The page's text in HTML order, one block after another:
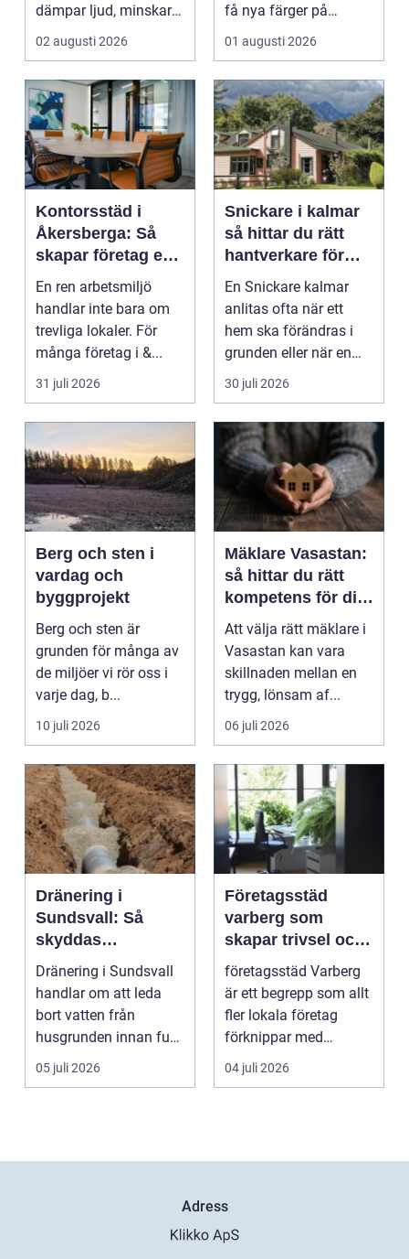
dämpar ljud, minskar
...
02 augusti 2026
få nya färger på
väggarna. En kunnig
hantve...
01 augusti 2026
Kontorsstäd i
Åkersberga: Så
skapar företag en
ren, trygg och
effektiv
arbetsplats
En ren arbetsmiljö
handlar inte bara om
trevliga lokaler. För
många företag i &...
31 juli 2026
Snickare i kalmar
så hittar du rätt
hantverkare för
ditt byggprojekt
En Snickare kalmar
anlitas ofta när ett
hem ska förändras i
grunden eller när en
detalj äntligen sk...
30 juli 2026
Berg och sten i
vardag och
byggprojekt
Berg och sten är
grunden för många av
de miljöer vi rör oss i
varje dag, b...
10 juli 2026
Mäklare Vasastan:
så hittar du rätt
kompetens för din
bostadsaffär
Att välja rätt mäklare i
Vasastan kan vara
skillnaden mellan en
trygg, lönsam af...
06 juli 2026
Dränering i
Sundsvall: Så
skyddas
husgrunden mot
fukt
Dränering i Sundsvall
handlar om att leda
bort vatten från
husgrunden innan fukt
hinner o...
05 juli 2026
Företagsstäd
varberg som
skapar trivsel och
professionalism
företagsstäd Varberg
är ett begrepp som allt
fler lokala företag
förknippar med
struktur, trivsel oc...
04 juli 2026
Adress